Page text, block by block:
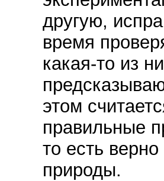
другую,
время
какая-то из
этом
правильные
то есть
природы.